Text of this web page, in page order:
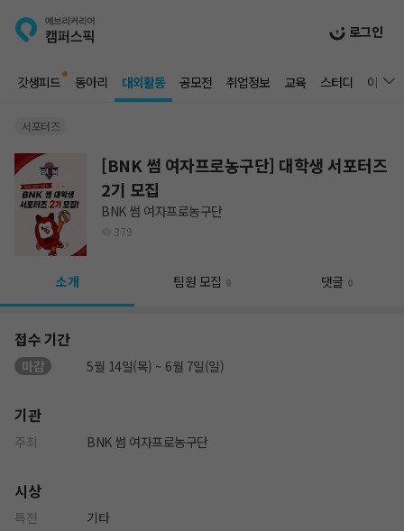
로그인
갓생피드 동아리 대외활동 공모전 취업정보 교육 스터디 이벤트
서포터즈
[BNK 썸 여자프로농구단] 대학생 서포터즈
2기 모집
BNK 썸 여자프로농구단
379
소개 팀원 모집 0 댓글 0
접수 기간
마감 5월 14일(목) ~ 6월 7일(일)
기관
주최 BNK 썸 여자프로농구단
시상
특전 기타